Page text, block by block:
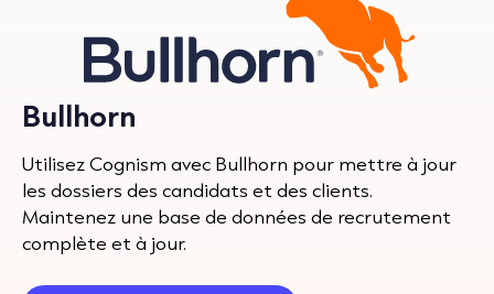
Bullhorn
Utilisez Cognism avec Bullhorn pour mettre à jour
les dossiers des candidats et des clients.
Maintenez une base de données de recrutement
complète et à jour.